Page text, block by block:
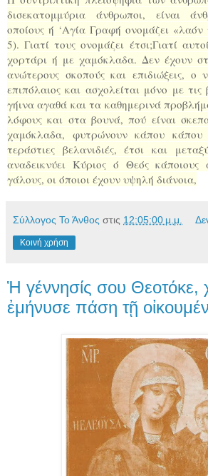
δισεκατομμύρια άνθρωποι, είναι
οποίους ή ‘Αγία Γραφή ονομά­ζει
5). Γιατί τους ονομά­ζει έτσι;Γιατί
χορτάρι ή με χα­μόκλαδα. Δεν έχουν
ανώτε­ρους σκοπούς και επιδιώξεις, ο
επιπόλαιος και ασχολείται μόνο με τις
γήινα αγαθά και τα καθημερινά
λόφους και στα βουνά, πού είναι
χαμόκλαδα, φυτρώ­νουν κάπου κάπου
τεράστιες βε­λανιδιές, έτσι και
αναδει­κνύει Κύριος ό Θεός
γάλους, οι όποιοι έχουν υψηλή διάνοια,
Σύλλογος Το Άνθος στις 12:05:00 μ.μ.
Κοινή χρήση
Ἡ γέννησίς σου Θεοτόκε,
ἐμήνυσε πάση τῇ